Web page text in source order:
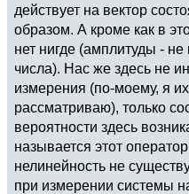
действует на вектор
образом. А кроме как в
нет нигде (амплитуды - не
числа). Нас же здесь не
измерения (по-моему, я
рассматриваю), только
вероятности здесь
называется этот
нелинейность не
при измерении системы